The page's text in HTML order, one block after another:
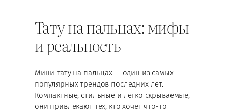
Тату на пальцах: мифы
и реальность
Мини-тату на пальцах — один из самых
популярных трендов последних лет.
Компактные, стильные и легко скрываемые,
они привлекают тех, кто хочет что-то